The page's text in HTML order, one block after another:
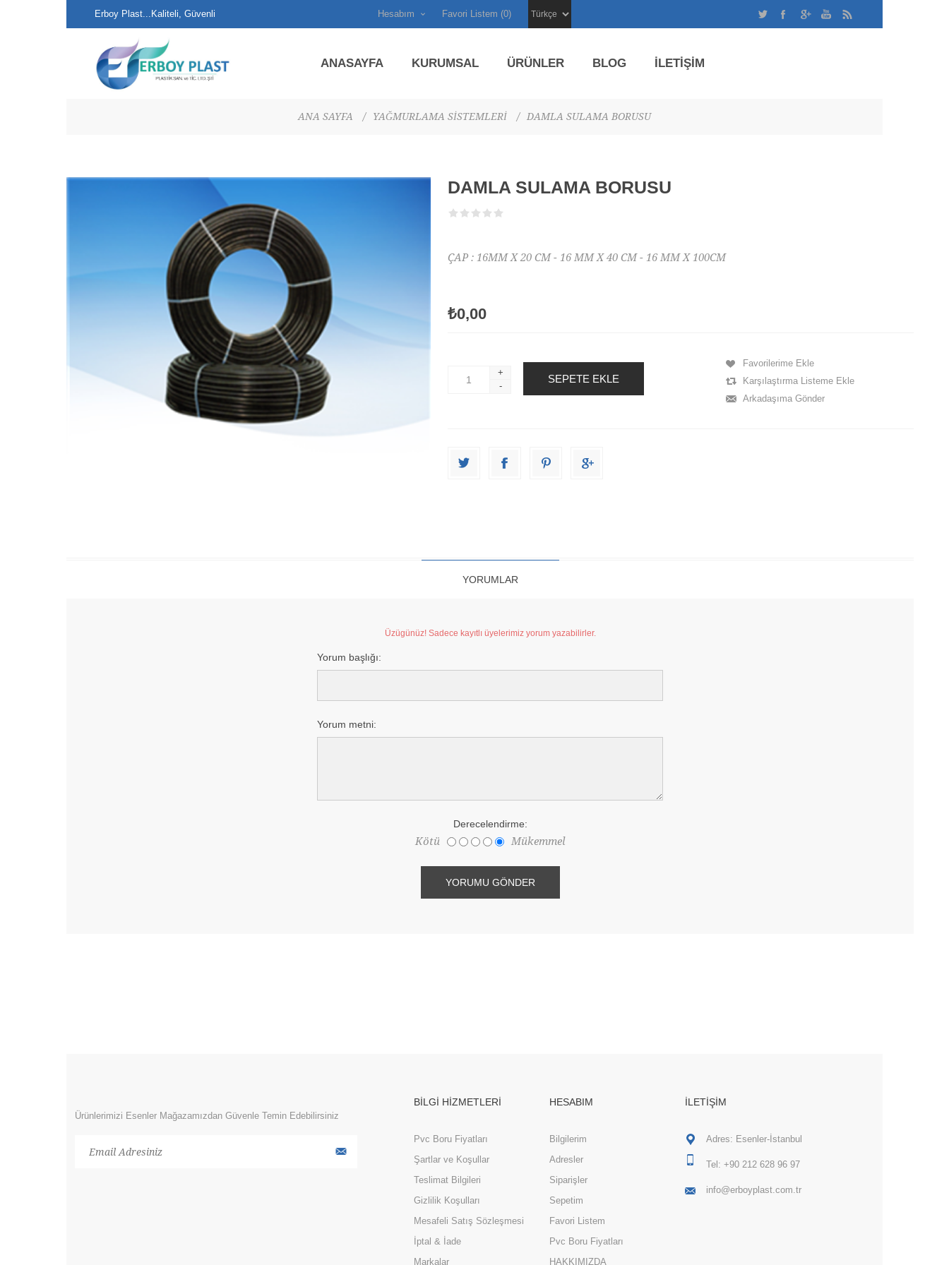
Erboy Plast...Kaliteli, Güvenli
Alışveriş...
Hesabım Favori Listem (0)
ANASAYFA KURUMSAL ÜRÜNLER BLOG İLETİŞİM
ANA SAYFA / YAĞMURLAMA SİSTEMLERİ / DAMLA SULAMA BORUSU
DAMLA SULAMA BORUSU
ÇAP : 16MM X 20 CM - 16 MM X 40 CM - 16 MM X 100CM
₺0,00
+
-
YORUMLAR
Üzügünüz! Sadece kayıtlı üyelerimiz yorum yazabilirler.
Yorum başlığı:
Yorum metni:
Derecelendirme:
Kötü Mükemmel
Ürünlerimizi Esenler Mağazamızdan Güvenle Temin Edebilirsiniz
BİLGİ HİZMETLERİ
Pvc Boru Fiyatları
Şartlar ve Koşullar
Teslimat Bilgileri
Gizlilik Koşulları
Mesafeli Satış Sözleşmesi
İptal & İade
Markalar
HESABIM
Bilgilerim
Adresler
Siparişler
Sepetim
Favori Listem
Pvc Boru Fiyatları
HAKKIMIZDA
İLETIŞIM
Adres: Esenler-İstanbul
Tel:+90 212 628 96 97
info@erboyplast.com.tr